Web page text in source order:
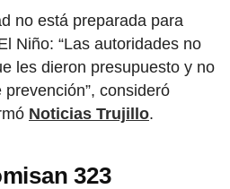
no está preparada para
Niño: “Las autoridades no
les dieron presupuesto y no
consideró
Noticias Trujillo.
323